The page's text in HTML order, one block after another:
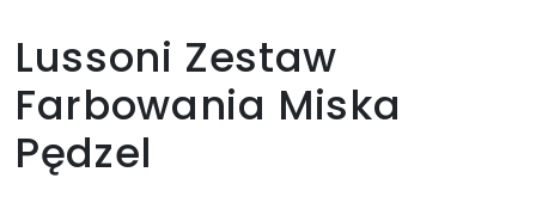
Lussoni Zestaw
Farbowania Miska
Pędzel